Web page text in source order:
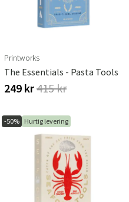
Printworks
The Essentials - Pasta Tools
249 kr415 kr
-50% Hurtig levering